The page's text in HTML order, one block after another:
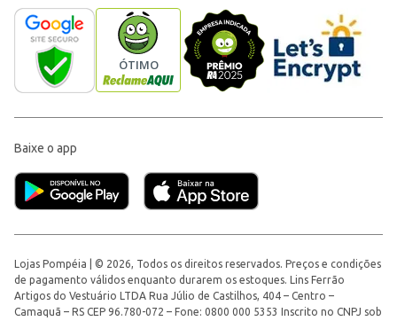
Baixe o app
Lojas Pompéia | © 2026, Todos os direitos reservados. Preços e condições
de pagamento válidos enquanto durarem os estoques. Lins Ferrão
Artigos do Vestuário LTDA Rua Júlio de Castilhos, 404 – Centro –
Camaquã – RS CEP 96.780-072 – Fone: 0800 000 5353 Inscrito no CNPJ sob